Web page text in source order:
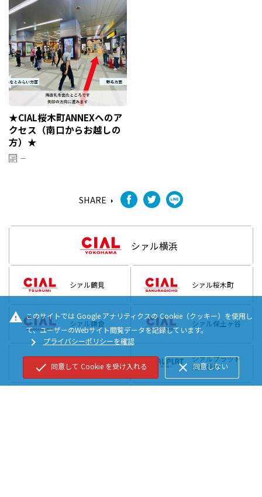
★CIAL桜木町ANNEXへのア
クセス（南口からお越しの
方）★
－
SHARE
シァル横浜
シァル鶴見 シァル桜木町
シァル鎌倉 シァル保土ヶ谷
シァル菊名
シァルプラット
東神奈川
warning このサイトでは Google アナリティクスの Cookie（クッキー）を使用し
て、ユーザーのWebサイト閲覧データを記録しています。
chevron_right プライバシーポリシーを確認
check 同意して Cookie を受け入れる close 同意しない